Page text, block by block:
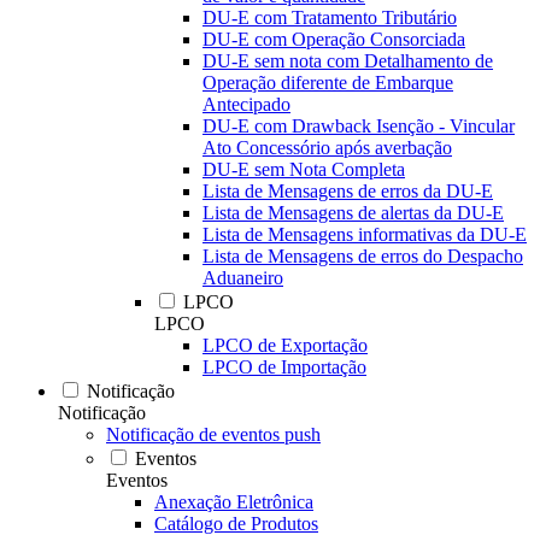
DU-E com Tratamento Tributário
DU-E com Operação Consorciada
DU-E sem nota com Detalhamento de
Operação diferente de Embarque
Antecipado
DU-E com Drawback Isenção - Vincular
Ato Concessório após averbação
DU-E sem Nota Completa
Lista de Mensagens de erros da DU-E
Lista de Mensagens de alertas da DU-E
Lista de Mensagens informativas da DU-E
Lista de Mensagens de erros do Despacho
Aduaneiro
LPCO
LPCO
LPCO de Exportação
LPCO de Importação
Notificação
Notificação
Notificação de eventos push
Eventos
Eventos
Anexação Eletrônica
Catálogo de Produtos